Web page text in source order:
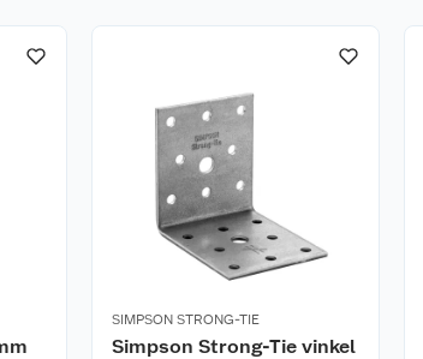
SIMPSON STRONG-TIE
Simpson Strong-Tie vinkel